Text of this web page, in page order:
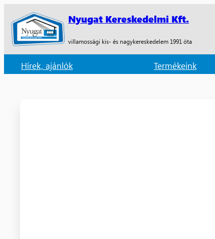
Nyugat Kereskedelmi Kft.
villamossági kis- és nagykereskedelem 1991 óta
Hírek, ajánlók Termékeink